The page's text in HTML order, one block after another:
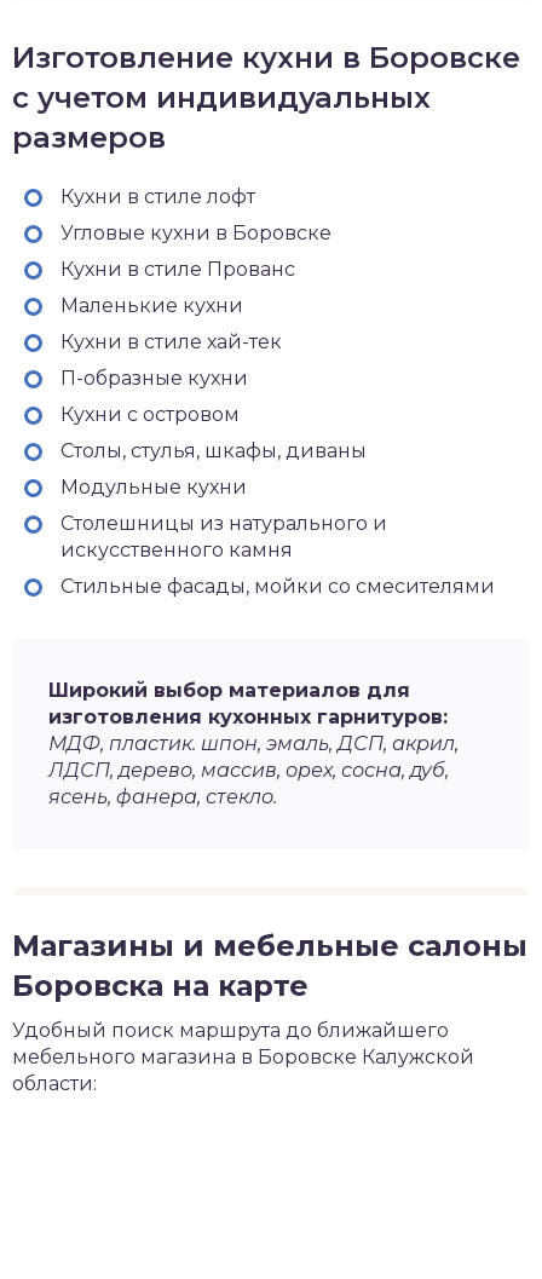
Изготовление кухни в Боровске
с учетом индивидуальных
размеров
Кухни в стиле лофт
Угловые кухни в Боровске
Кухни в стиле Прованс
Маленькие кухни
Кухни в стиле хай-тек
П-образные кухни
Кухни с островом
Столы, стулья, шкафы, диваны
Модульные кухни
Столешницы из натурального и
искусственного камня
Стильные фасады, мойки со смесителями
Широкий выбор материалов для
изготовления кухонных гарнитуров:
МДФ, пластик. шпон, эмаль, ДСП, акрил,
ЛДСП, дерево, массив, орех, сосна, дуб,
ясень, фанера, стекло.
Магазины и мебельные салоны
Боровска на карте
Удобный поиск маршрута до ближайшего
мебельного магазина в Боровске Калужской
области: